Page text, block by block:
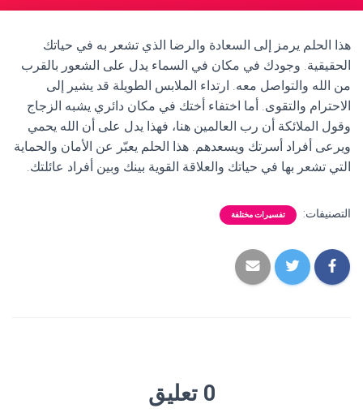
هذا الحلم يرمز إلى السعادة والرضا الذي تشعر به في حياتك
الحقيقية. وجودك في مكان في السماء يدل على الشعور بالقرب
من الله والتواصل معه. ارتداء الملابس الطويلة قد يشير إلى
الاحترام والتقوى. أما اختفاء أختك في مكان دائري يشبه الزجاج
وقول الملائكة أن رب العالمين هنا، فهذا يدل على أن الله يحمي
ويرعى أفراد أسرتك ويسعدهم. هذا الحلم يعبّر عن الأمان والحماية
التي تشعر بها في حياتك والعلاقة القوية بينك وبين أفراد عائلتك.
التصنيفات: تفسيرات مختلفة
0 تعليق